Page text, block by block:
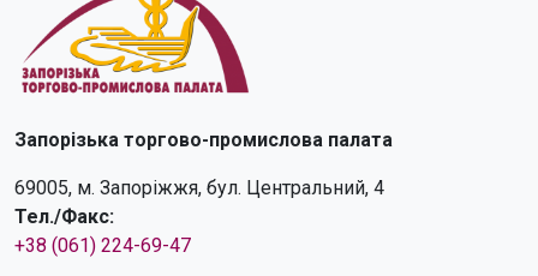
Запорізька торгово-промислова палата
69005, м. Запоріжжя, бул. Центральний, 4
Тел./Факс:
+38 (061) 224-69-47